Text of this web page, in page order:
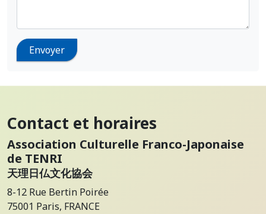
Contact et horaires
Association Culturelle Franco-Japonaise
de TENRI
天理日仏文化協会
8-12 Rue Bertin Poirée
75001 Paris, FRANCE